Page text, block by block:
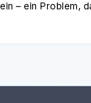
– ein Problem,